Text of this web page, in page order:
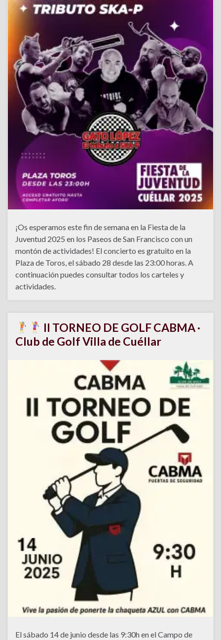
¡Os esperamos este fin de semana en la Fiesta de la
Juventud 2025 en los Paseos de San Francisco con un
montón de actividades! El concierto es gratuito en la
Plaza de Toros, el sábado 28 desde las 23:00 horas. A
continuación puedes consultar todos los carteles y
actividades.
II TORNEO DE GOLF CABMA ·
Club de Golf Villa de Cuéllar
El sábado 14 de junio desde las 9:30h en el Campo de